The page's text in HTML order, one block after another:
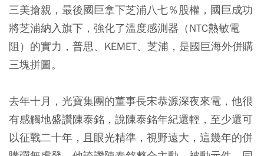
三美搶親，最後國巨拿下芝浦八七％股權，國巨成功
將芝浦納入旗下，強化了溫度感測器（NTC熱敏電
阻）的實力，普思、KEMET、芝浦，是國巨海外併購
三塊拼圖。
去年十月，光寶集團的董事長宋恭源深夜來電，他很
有感觸地盛讚陳泰銘，說陳泰銘年紀還輕，至少還可
以征戰二十年，且眼光精準，視野遠大，這幾年的併